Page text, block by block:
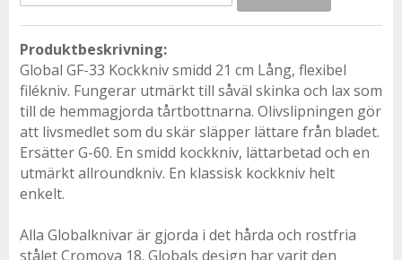
Produktbeskrivning:
Global GF-33 Kockkniv smidd 21 cm Lång, flexibel
filékniv. Fungerar utmärkt till såväl skinka och lax som
till de hemmagjorda tårtbottnarna. Olivslipningen gör
att livsmedlet som du skär släpper lättare från bladet.
Ersätter G-60. En smidd kockkniv, lättarbetad och en
utmärkt allroundkniv. En klassisk kockkniv helt
enkelt.
Alla Globalknivar är gjorda i det hårda och rostfria
stålet Cromova 18. Globals design har varit den